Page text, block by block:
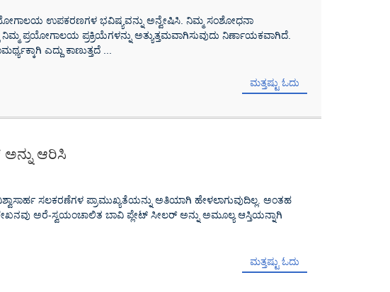
ಉಪಕರಣಗಳ ಭವಿಷ್ಯವನ್ನು ಅನ್ವೇಷಿಸಿ. ನಿಮ್ಮ ಸಂಶೋಧನಾ
ಪ್ರಯೋಗಾಲಯ ಪ್ರಕ್ರಿಯೆಗಳನ್ನು ಅತ್ಯುತ್ತಮವಾಗಿಸುವುದು ನಿರ್ಣಾಯಕವಾಗಿದೆ.
ಎದ್ದು ಕಾಣುತ್ತದೆ ...
ಮತ್ತಷ್ಟು ಓದು
ಆರಿಸಿ
ಸಲಕರಣೆಗಳ ಪ್ರಾಮುಖ್ಯತೆಯನ್ನು ಅತಿಯಾಗಿ ಹೇಳಲಾಗುವುದಿಲ್ಲ. ಅಂತಹ
ಅರೆ-ಸ್ವಯಂಚಾಲಿತ ಬಾವಿ ಪ್ಲೇಟ್ ಸೀಲರ್ ಅನ್ನು ಅಮೂಲ್ಯ ಆಸ್ತಿಯನ್ನಾಗಿ
ಮತ್ತಷ್ಟು ಓದು